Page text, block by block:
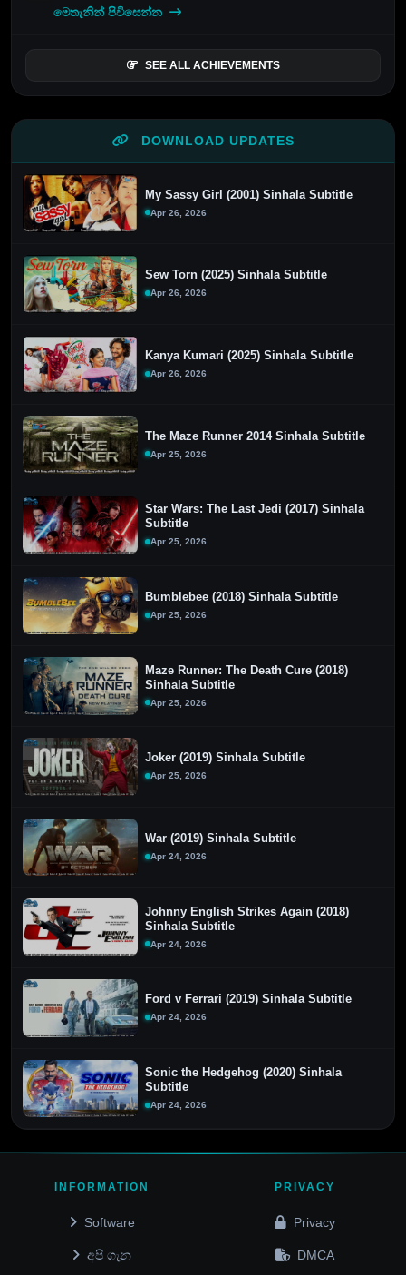
මෙතැනින් පිවිසෙන්න
SEE ALL ACHIEVEMENTS
DOWNLOAD UPDATES
My Sassy Girl (2001) Sinhala Subtitle
Apr 26, 2026
Sew Torn (2025) Sinhala Subtitle
Apr 26, 2026
Kanya Kumari (2025) Sinhala Subtitle
Apr 26, 2026
The Maze Runner 2014 Sinhala Subtitle
Apr 25, 2026
Star Wars: The Last Jedi (2017) Sinhala
Subtitle
Apr 25, 2026
Bumblebee (2018) Sinhala Subtitle
Apr 25, 2026
Maze Runner: The Death Cure (2018)
Sinhala Subtitle
Apr 25, 2026
Joker (2019) Sinhala Subtitle
Apr 25, 2026
War (2019) Sinhala Subtitle
Apr 24, 2026
Johnny English Strikes Again (2018)
Sinhala Subtitle
Apr 24, 2026
Ford v Ferrari (2019) Sinhala Subtitle
Apr 24, 2026
Sonic the Hedgehog (2020) Sinhala
Subtitle
Apr 24, 2026
INFORMATION
Software
අපි ගැන
PRIVACY
Privacy
DMCA